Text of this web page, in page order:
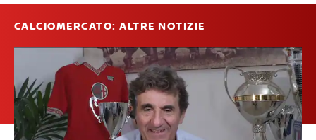
CALCIOMERCATO: ALTRE NOTIZIE